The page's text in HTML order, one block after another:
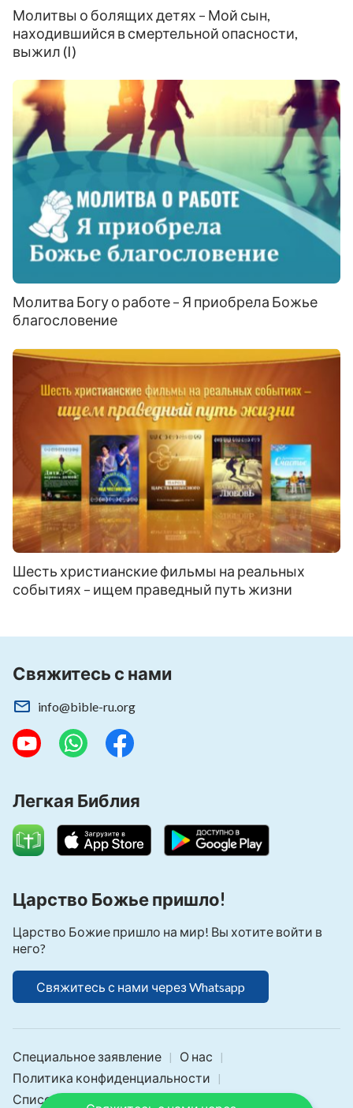
Молитвы о болящих детях – Мой сын,
находившийся в смертельной опасности,
выжил (I)
Молитва Богу о работе – Я приобрела Божье
благословение
Шесть христианские фильмы на реальных
событиях – ищем праведный путь жизни
Свяжитесь с нами
info@bible-ru.org
Легкая Библия
Царство Божье пришло!
Царство Божие пришло на мир! Вы хотите войти в
него?
Свяжитесь с нами через Whatsapp
Специальное заявление | О нас |
Политика конфиденциальности |
Список участников